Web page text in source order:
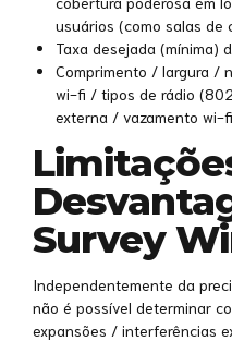
usuários (como salas de
Taxa desejada (mínima)
Comprimento / largura /
wi-fi / tipos de rádio
externa / vazamento wi-
Survey
Independentemente da
não é possível determinar
expansões / interferências